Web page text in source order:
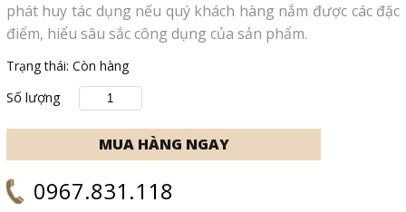
phát huy tác dụng nếu quý khách hàng nắm được các đặc
điểm, hiểu sâu sắc công dụng của sản phẩm.
Trạng thái: Còn hàng
Số lượng
0967.831.118